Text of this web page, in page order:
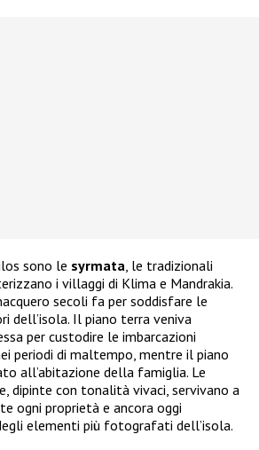
sono le syrmata , le tradizionali
i villaggi di Klima e Mandrakia.
secoli fa per soddisfare le
dell’isola. Il piano terra veniva
per custodire le imbarcazioni
periodi di maltempo, mentre il piano
all’abitazione della famiglia. Le
dipinte con tonalità vivaci, servivano a
ogni proprietà e ancora oggi
elementi più fotografati dell’isola.